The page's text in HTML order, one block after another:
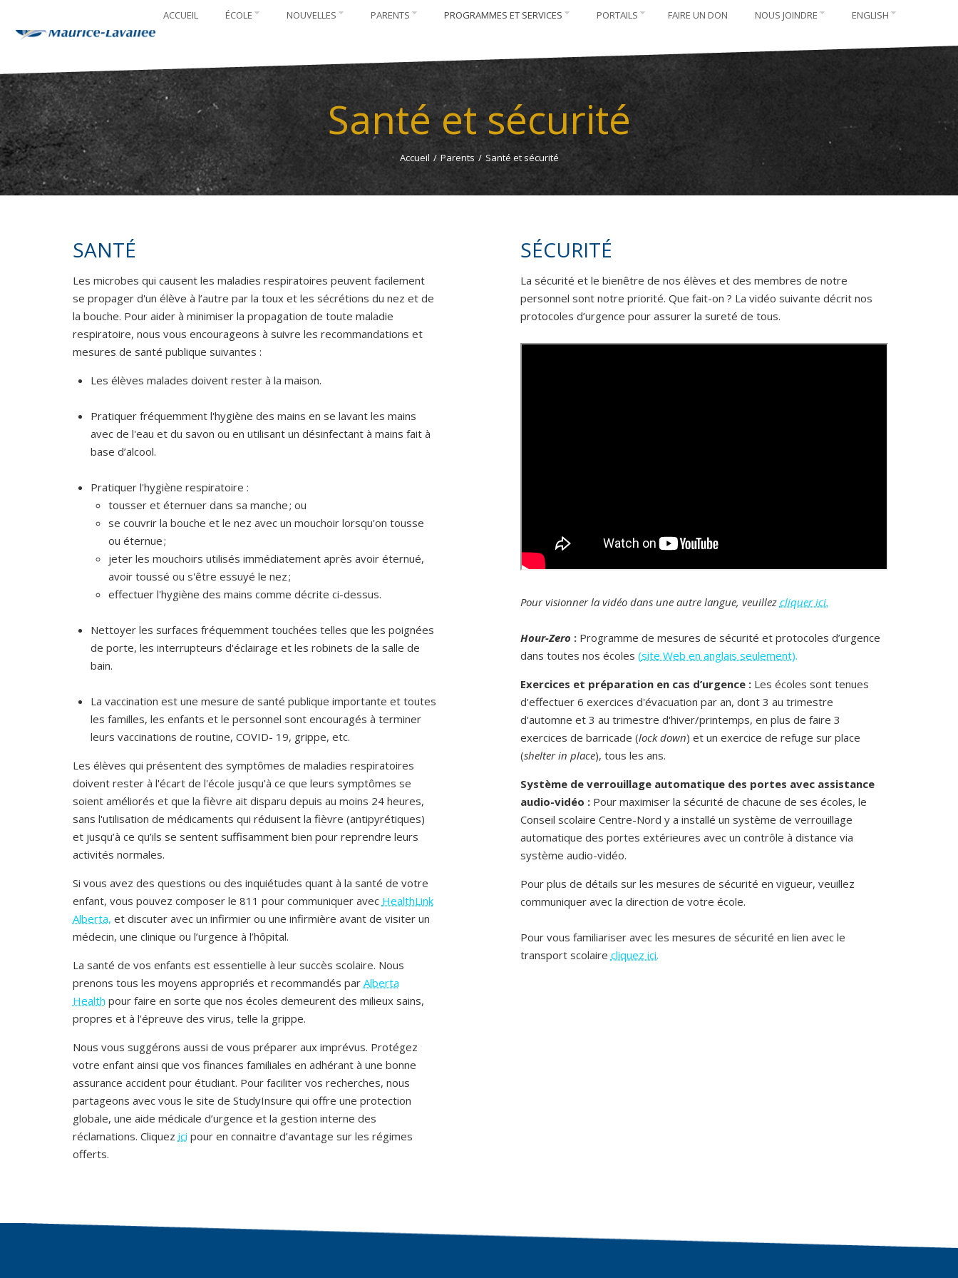
ACCUEIL ÉCOLE NOUVELLES PARENTS PROGRAMMES ET SERVICES PORTAILS FAIRE UN DON NOUS JOINDRE ENGLISH
Santé et sécurité
Accueil / Parents / Santé et sécurité
SANTÉ
Les microbes qui causent les maladies respiratoires peuvent facilement
se propager d'un élève à l’autre par la toux et les sécrétions du nez et de
la bouche. Pour aider à minimiser la propagation de toute maladie
respiratoire, nous vous encourageons à suivre les recommandations et
mesures de santé publique suivantes :
Les élèves malades doivent rester à la maison.
Pratiquer fréquemment l'hygiène des mains en se lavant les mains
avec de l'eau et du savon ou en utilisant un désinfectant à mains fait à
base d’alcool.
Pratiquer l'hygiène respiratoire :
tousser et éternuer dans sa manche ; ou
se couvrir la bouche et le nez avec un mouchoir lorsqu'on tousse
ou éternue ;
jeter les mouchoirs utilisés immédiatement après avoir éternué,
avoir toussé ou s'être essuyé le nez ;
effectuer l'hygiène des mains comme décrite ci-dessus.
Nettoyer les surfaces fréquemment touchées telles que les poignées
de porte, les interrupteurs d'éclairage et les robinets de la salle de
bain.
La vaccination est une mesure de santé publique importante et toutes
les familles, les enfants et le personnel sont encouragés à terminer
leurs vaccinations de routine, COVID- 19, grippe, etc.
Les élèves qui présentent des symptômes de maladies respiratoires
doivent rester à l'écart de l'école jusqu'à ce que leurs symptômes se
soient améliorés et que la fièvre ait disparu depuis au moins 24 heures,
sans l'utilisation de médicaments qui réduisent la fièvre (antipyrétiques)
et jusqu’à ce qu’ils se sentent suffisamment bien pour reprendre leurs
activités normales.
Si vous avez des questions ou des inquiétudes quant à la santé de votre
enfant, vous pouvez composer le 811 pour communiquer avec HealthLink
Alberta, et discuter avec un infirmier ou une infirmière avant de visiter un
médecin, une clinique ou l’urgence à l’hôpital.
La santé de vos enfants est essentielle à leur succès scolaire. Nous
prenons tous les moyens appropriés et recommandés par Alberta
Health pour faire en sorte que nos écoles demeurent des milieux sains,
propres et à l’épreuve des virus, telle la grippe.
Nous vous suggérons aussi de vous préparer aux imprévus. Protégez
votre enfant ainsi que vos finances familiales en adhérant à une bonne
assurance accident pour étudiant. Pour faciliter vos recherches, nous
partageons avec vous le site de StudyInsure qui offre une protection
globale, une aide médicale d’urgence et la gestion interne des
réclamations. Cliquez ici pour en connaitre d’avantage sur les régimes
offerts.
SÉCURITÉ
La sécurité et le bienêtre de nos élèves et des membres de notre
personnel sont notre priorité. Que fait-on ? La vidéo suivante décrit nos
protocoles d’urgence pour assurer la sureté de tous.
Pour visionner la vidéo dans une autre langue, veuillez cliquer ici.
Hour-Zero :Programme de mesures de sécurité et protocoles d’urgence
dans toutes nos écoles (site Web en anglais seulement).
Exercices et préparation en cas d’urgence :Les écoles sont tenues
d'effectuer 6 exercices d'évacuation par an, dont 3 au trimestre
d'automne et 3 au trimestre d'hiver/printemps, en plus de faire 3
exercices de barricade (lock down) et un exercice de refuge sur place
(shelter in place), tous les ans.
Système de verrouillage automatique des portes avec assistance
audio-vidéo : Pour maximiser la sécurité de chacune de ses écoles, le
Conseil scolaire Centre-Nord y a installé un système de verrouillage
automatique des portes extérieures avec un contrôle à distance via
système audio-vidéo.
Pour plus de détails sur les mesures de sécurité en vigueur, veuillez
communiquer avec la direction de votre école.
Pour vous familiariser avec les mesures de sécurité en lien avec le
transport scolaire cliquez ici.